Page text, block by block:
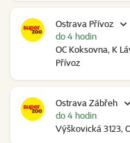
Ostrava Přívoz
OC Koksovna, K
Přívoz
do 4 hodin
Ostrava Zábřeh
Výškovická 3123,
do 4 hodin